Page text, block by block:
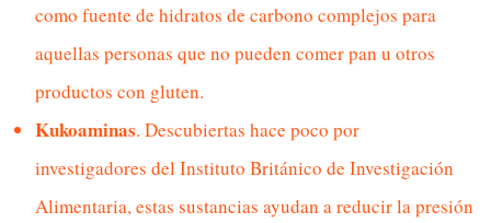
como fuente de hidratos de carbono complejos para
aquellas personas que no pueden comer pan u otros
productos con gluten.
Kukoaminas. Descubiertas hace poco por
investigadores del Instituto Británico de Investigación
Alimentaria, estas sustancias ayudan a reducir la presión